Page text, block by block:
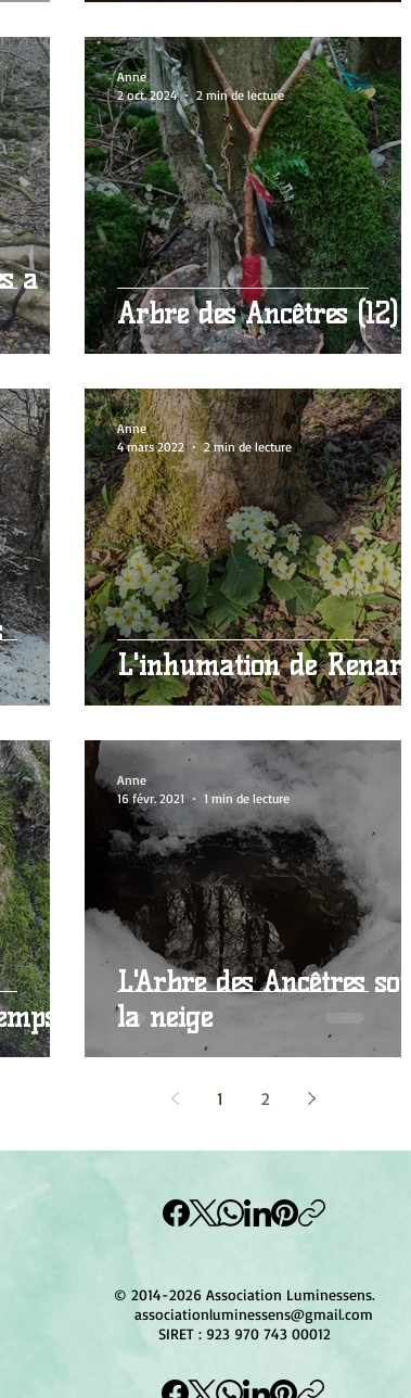
a
Arbre des Ancêtres (12)
Anne
2 oct. 2024
2 min de lecture
L'inhumation de Renard
Anne
4 mars 2022
2 min de lecture
L'Arbre des Ancêtres sous
la neige
Anne
16 févr. 2021
1 min de lecture
1 2
© 2014-2026 Association Luminessens.
associationluminessens@gmail.com
SIRET : 923 970 743 00012